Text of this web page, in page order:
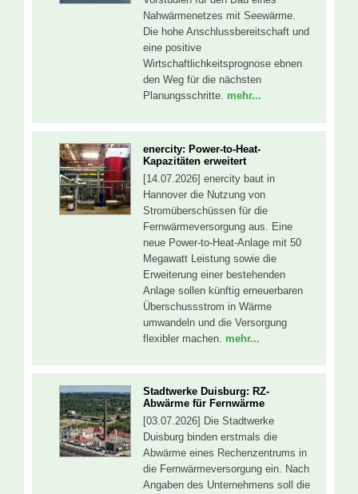
Nahwärmenetzes mit Seewärme.
Die hohe Anschlussbereitschaft und
eine positive
Wirtschaftlichkeitsprognose ebnen
den Weg für die nächsten
Planungsschritte. mehr...
enercity: Power-to-Heat-
Kapazitäten erweitert
[14.07.2026] enercity baut in
Hannover die Nutzung von
Stromüberschüssen für die
Fernwärmeversorgung aus. Eine
neue Power-to-Heat-Anlage mit 50
Megawatt Leistung sowie die
Erweiterung einer bestehenden
Anlage sollen künftig erneuerbaren
Überschussstrom in Wärme
umwandeln und die Versorgung
flexibler machen. mehr...
Stadtwerke Duisburg: RZ-
Abwärme für Fernwärme
[03.07.2026] Die Stadtwerke
Duisburg binden erstmals die
Abwärme eines Rechenzentrums in
die Fernwärmeversorgung ein. Nach
Angaben des Unternehmens soll die